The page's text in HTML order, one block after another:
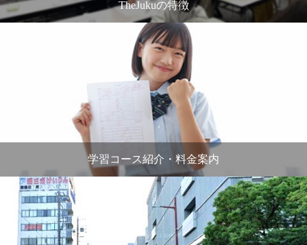
TheJukuの特徴
学習コース紹介・料金案内